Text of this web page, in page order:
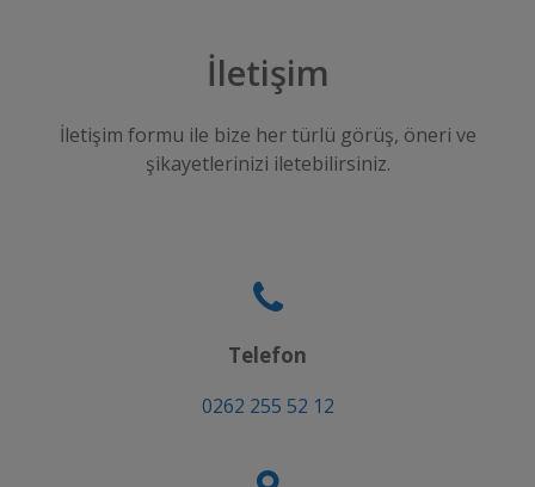
İletişim
İletişim formu ile bize her türlü görüş, öneri ve
şikayetlerinizi iletebilirsiniz.
Telefon
0262 255 52 12